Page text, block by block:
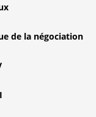
de la négociation